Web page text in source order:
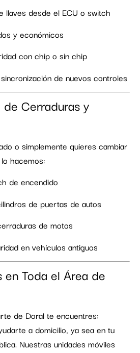
llaves desde el ECU o switch
y económicos
con chip o sin chip
de nuevos controles
de Cerraduras y
o simplemente quieres cambiar
hacemos:
de encendido
de puertas de autos
de motos
en vehículos antiguos
Toda el Área de
de Doral te encuentres:
a domicilio, ya sea en tu
Nuestras unidades móviles